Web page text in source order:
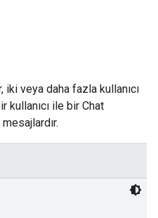
iki veya daha fazla kullanıcı
kullanıcı ile bir Chat